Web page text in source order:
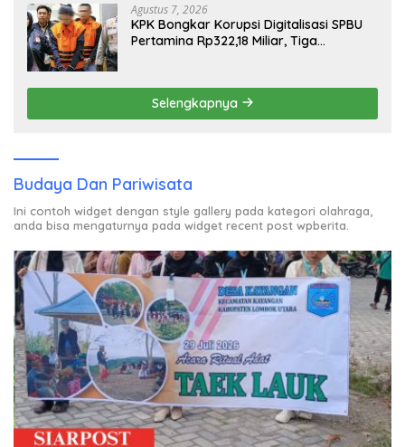
Agustus 7, 2026
KPK Bongkar Korupsi Digitalisasi SPBU
Pertamina Rp322,18 Miliar, Tiga
Selengkapnya
Budaya Dan Pariwisata
Ini contoh widget dengan style gallery pada kategori olahraga,
anda bisa mengaturnya pada widget recent post wpberita.